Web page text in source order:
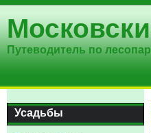
Путеводитель по
Усадьбы